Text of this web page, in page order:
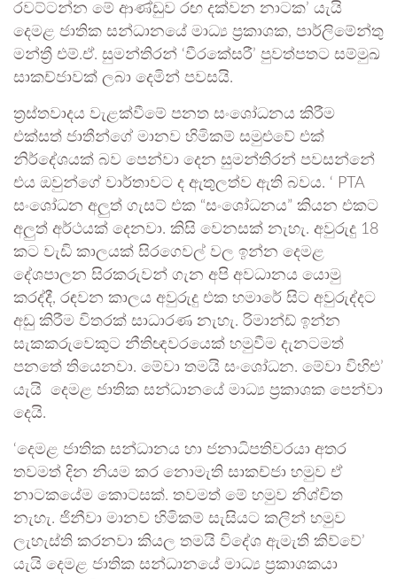
රවට්ටන්න මේ ආණ්ඩුව රඟ දක්වන නාටක’ යැයි
දෙමළ ජාතික සන්ධානයේ මාධ්‍ය ප්‍රකාශක, පාර්ලිමේන්තු
මන්ත්‍රී එම්.ඒ. සුමන්තිරන් ‘වීරකේසරී’ පුවත්පතට සම්මුඛ
සාකච්ජාවක් ලබා දෙමින් පවසයි.
ත්‍රස්තවාදය වැළක්වීමේ පනත සංශෝධනය කිරීම
එක්සත් ජාතීන්ගේ මානව හිමිකම් සමුළුවේ එක්
නිර්දේශයක් බව පෙන්වා දෙන සුමන්තිරන් පවසන්නේ
එය ඔවුන්ගේ වාර්තාවට ද ඇතුලත්ව ඇති බවය. ‘ PTA
සංශෝධන අලුත් ගැසට් එක “සංශෝධනය” කියන එකට
අලුත් අර්ථයක් දෙනවා. කිසි වෙනසක් නැහැ. අවුරුදු 18
කට වැඩි කාලයක් සිරගෙවල් වල ඉන්න දෙමළ
දේශපාලන සිරකරුවන් ගැන අපි අවධානය යොමු
කරද්දී, රඳවන කාලය අවුරුදු එක හමාරේ සිට අවුරුද්දට
අඩු කිරීම විතරක් සාධාරණ නැහැ. රිමාන්ඩ් ඉන්න
සැකකරුවෙකුට නීතිඥවරයෙක් හමුවීම දැනටමත්
පනතේ තියෙනවා. මේවා තමයි සංශෝධන. මේවා විහිළු’
යැයි දෙමළ ජාතික සන්ධානයේ මාධ්‍ය ප්‍රකාශක පෙන්වා
දෙයි.
‘දෙමළ ජාතික සන්ධානය හා ජනාධිපතිවරයා අතර
තවමත් දින නියම කර නොමැති සාකච්ජා හමුව ඒ
නාටකයේම කොටසක්. තවමත් මේ හමුව නිශ්චිත
නැහැ. ජිනීවා මානව හිමිකම් සැසියට කලින් හමුව
ලැහැස්ති කරනවා කියල තමයි විදේශ ඇමැති කිව්වේ’
යැයි දෙමළ ජාතික සන්ධානයේ මාධ්‍ය ප්‍රකාශකයා